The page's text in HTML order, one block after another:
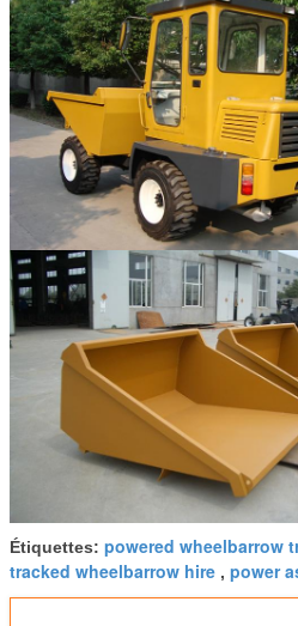
Étiquettes: powered wheelbarrow
tracked wheelbarrow hire , power